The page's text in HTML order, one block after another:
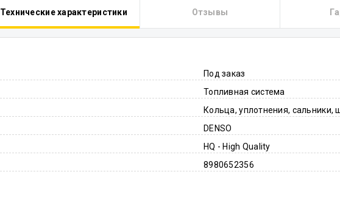
Технические характеристики Отзывы
Под заказ
Топливная система
Кольца, уплотнения, сальники,
DENSO
HQ - High Quality
8980652356